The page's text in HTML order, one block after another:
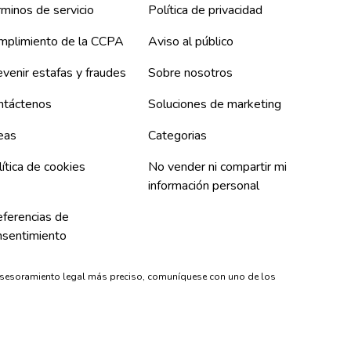
de servicio
Política de privacidad
de la CCPA
Aviso al público
estafas y fraudes
Sobre nosotros
Soluciones de marketing
Categorias
de cookies
No vender ni compartir mi
información personal
de
legal más preciso, comuníquese con uno de los